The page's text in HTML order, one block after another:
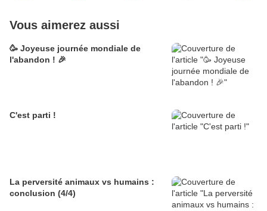
Vous aimerez aussi
🥳 Joyeuse journée mondiale de
l'abandon ! 🎉
C'est parti !
La perversité animaux vs humains :
conclusion (4/4)